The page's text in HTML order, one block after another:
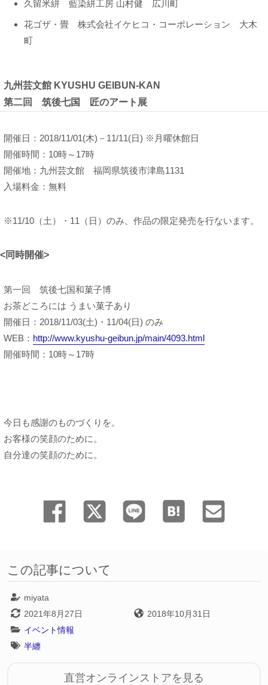
久留米絣 藍染絣工房 山村健 広川町
花ゴザ・畳 株式会社イケヒコ・コーポレーション 大木
町
九州芸文館 KYUSHU GEIBUN-KAN
第二回 筑後七国 匠のアート展
開催日：2018/11/01(木)－11/11(日) ※月曜休館日
開催時間：10時～17時
開催地：九州芸文館 福岡県筑後市津島1131
入場料金：無料
※11/10（土）・11（日）のみ、作品の限定発売を行ないます。
<同時開催>
第一回 筑後七国和菓子博
お茶どころには うまい菓子あり
開催日：2018/11/03(土)・11/04(日) のみ
WEB： http://www.kyushu-geibun.jp/main/4093.html
開催時間：10時～17時
今日も感謝のものづくりを。
お客様の笑顔のために。
自分達の笑顔のために。
この記事について
miyata
2021年8月27日
2018年10月31日
イベント情報
半纏
直営オンラインストアを見る